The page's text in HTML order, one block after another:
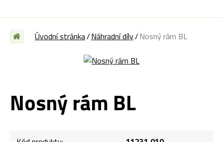
Úvodní stránka Náhradní díly Nosný rám BL
Nosný rám BL